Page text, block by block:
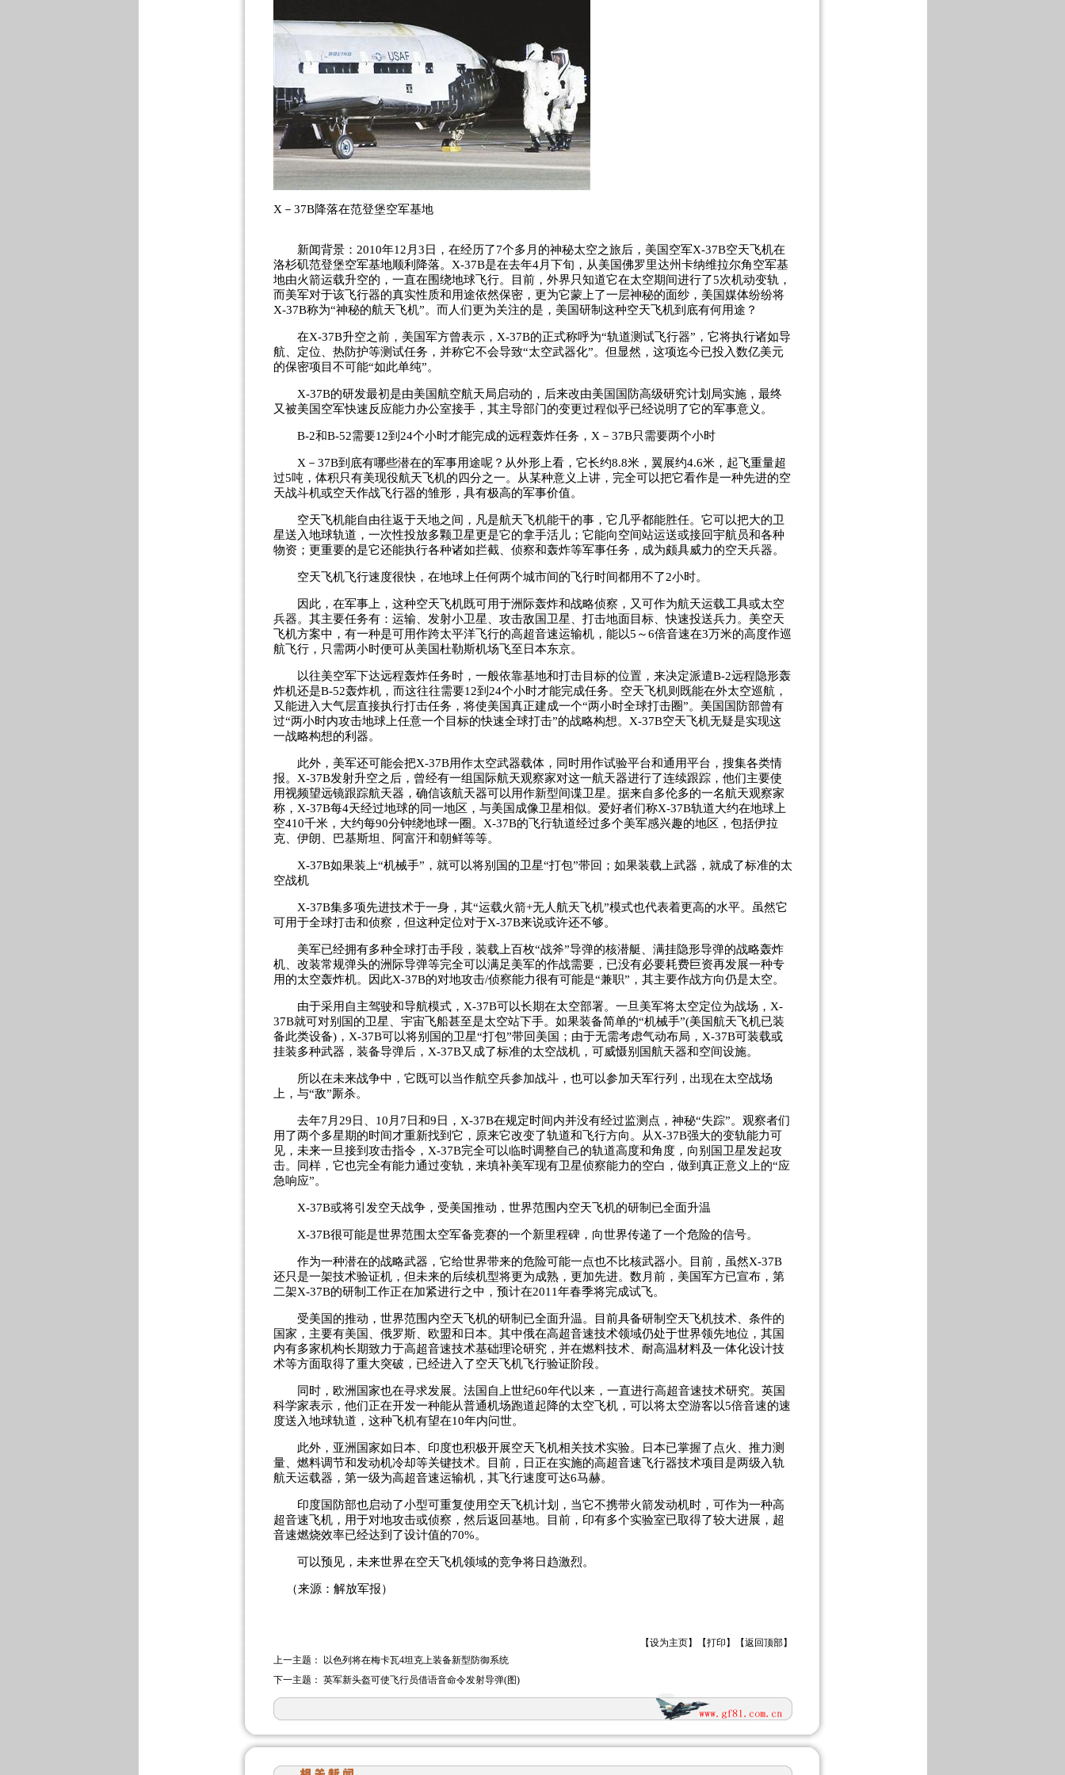
X－37B降落在范登堡空军基地
新闻背景：2010年12月3日，在经历了7个多月的神秘太空之旅后，美国空军X-37B空天飞机在
洛杉矶范登堡空军基地顺利降落。X-37B是在去年4月下旬，从美国佛罗里达州卡纳维拉尔角空军基
地由火箭运载升空的，一直在围绕地球飞行。目前，外界只知道它在太空期间进行了5次机动变轨，
而美军对于该飞行器的真实性质和用途依然保密，更为它蒙上了一层神秘的面纱，美国媒体纷纷将
X-37B称为“神秘的航天飞机”。而人们更为关注的是，美国研制这种空天飞机到底有何用途？
在X-37B升空之前，美国军方曾表示，X-37B的正式称呼为“轨道测试飞行器”，它将执行诸如导
航、定位、热防护等测试任务，并称它不会导致“太空武器化”。但显然，这项迄今已投入数亿美元
的保密项目不可能“如此单纯”。
X-37B的研发最初是由美国航空航天局启动的，后来改由美国国防高级研究计划局实施，最终
又被美国空军快速反应能力办公室接手，其主导部门的变更过程似乎已经说明了它的军事意义。
B-2和B-52需要12到24个小时才能完成的远程轰炸任务，X－37B只需要两个小时
X－37B到底有哪些潜在的军事用途呢？从外形上看，它长约8.8米，翼展约4.6米，起飞重量超
过5吨，体积只有美现役航天飞机的四分之一。从某种意义上讲，完全可以把它看作是一种先进的空
天战斗机或空天作战飞行器的雏形，具有极高的军事价值。
空天飞机能自由往返于天地之间，凡是航天飞机能干的事，它几乎都能胜任。它可以把大的卫
星送入地球轨道，一次性投放多颗卫星更是它的拿手活儿；它能向空间站运送或接回宇航员和各种
物资；更重要的是它还能执行各种诸如拦截、侦察和轰炸等军事任务，成为颇具威力的空天兵器。
空天飞机飞行速度很快，在地球上任何两个城市间的飞行时间都用不了2小时。
因此，在军事上，这种空天飞机既可用于洲际轰炸和战略侦察，又可作为航天运载工具或太空
兵器。其主要任务有：运输、发射小卫星、攻击敌国卫星、打击地面目标、快速投送兵力。美空天
飞机方案中，有一种是可用作跨太平洋飞行的高超音速运输机，能以5～6倍音速在3万米的高度作巡
航飞行，只需两小时便可从美国杜勒斯机场飞至日本东京。
以往美空军下达远程轰炸任务时，一般依靠基地和打击目标的位置，来决定派遣B-2远程隐形轰
炸机还是B-52轰炸机，而这往往需要12到24个小时才能完成任务。空天飞机则既能在外太空巡航，
又能进入大气层直接执行打击任务，将使美国真正建成一个“两小时全球打击圈”。美国国防部曾有
过“两小时内攻击地球上任意一个目标的快速全球打击”的战略构想。X-37B空天飞机无疑是实现这
一战略构想的利器。
此外，美军还可能会把X-37B用作太空武器载体，同时用作试验平台和通用平台，搜集各类情
报。X-37B发射升空之后，曾经有一组国际航天观察家对这一航天器进行了连续跟踪，他们主要使
用视频望远镜跟踪航天器，确信该航天器可以用作新型间谍卫星。据来自多伦多的一名航天观察家
称，X-37B每4天经过地球的同一地区，与美国成像卫星相似。爱好者们称X-37B轨道大约在地球上
空410千米，大约每90分钟绕地球一圈。X-37B的飞行轨道经过多个美军感兴趣的地区，包括伊拉
克、伊朗、巴基斯坦、阿富汗和朝鲜等等。
X-37B如果装上“机械手”，就可以将别国的卫星“打包”带回；如果装载上武器，就成了标准的太
空战机
X-37B集多项先进技术于一身，其“运载火箭+无人航天飞机”模式也代表着更高的水平。虽然它
可用于全球打击和侦察，但这种定位对于X-37B来说或许还不够。
美军已经拥有多种全球打击手段，装载上百枚“战斧”导弹的核潜艇、满挂隐形导弹的战略轰炸
机、改装常规弹头的洲际导弹等完全可以满足美军的作战需要，已没有必要耗费巨资再发展一种专
用的太空轰炸机。因此X-37B的对地攻击/侦察能力很有可能是“兼职”，其主要作战方向仍是太空。
由于采用自主驾驶和导航模式，X-37B可以长期在太空部署。一旦美军将太空定位为战场，X-
37B就可对别国的卫星、宇宙飞船甚至是太空站下手。如果装备简单的“机械手”(美国航天飞机已装
备此类设备)，X-37B可以将别国的卫星“打包”带回美国；由于无需考虑气动布局，X-37B可装载或
挂装多种武器，装备导弹后，X-37B又成了标准的太空战机，可威慑别国航天器和空间设施。
所以在未来战争中，它既可以当作航空兵参加战斗，也可以参加天军行列，出现在太空战场
上，与“敌”厮杀。
去年7月29日、10月7日和9日，X-37B在规定时间内并没有经过监测点，神秘“失踪”。观察者们
用了两个多星期的时间才重新找到它，原来它改变了轨道和飞行方向。从X-37B强大的变轨能力可
见，未来一旦接到攻击指令，X-37B完全可以临时调整自己的轨道高度和角度，向别国卫星发起攻
击。同样，它也完全有能力通过变轨，来填补美军现有卫星侦察能力的空白，做到真正意义上的“应
急响应”。
X-37B或将引发空天战争，受美国推动，世界范围内空天飞机的研制已全面升温
X-37B很可能是世界范围太空军备竞赛的一个新里程碑，向世界传递了一个危险的信号。
作为一种潜在的战略武器，它给世界带来的危险可能一点也不比核武器小。目前，虽然X-37B
还只是一架技术验证机，但未来的后续机型将更为成熟，更加先进。数月前，美国军方已宣布，第
二架X-37B的研制工作正在加紧进行之中，预计在2011年春季将完成试飞。
受美国的推动，世界范围内空天飞机的研制已全面升温。目前具备研制空天飞机技术、条件的
国家，主要有美国、俄罗斯、欧盟和日本。其中俄在高超音速技术领域仍处于世界领先地位，其国
内有多家机构长期致力于高超音速技术基础理论研究，并在燃料技术、耐高温材料及一体化设计技
术等方面取得了重大突破，已经进入了空天飞机飞行验证阶段。
同时，欧洲国家也在寻求发展。法国自上世纪60年代以来，一直进行高超音速技术研究。英国
科学家表示，他们正在开发一种能从普通机场跑道起降的太空飞机，可以将太空游客以5倍音速的速
度送入地球轨道，这种飞机有望在10年内问世。
此外，亚洲国家如日本、印度也积极开展空天飞机相关技术实验。日本已掌握了点火、推力测
量、燃料调节和发动机冷却等关键技术。目前，日正在实施的高超音速飞行器技术项目是两级入轨
航天运载器，第一级为高超音速运输机，其飞行速度可达6马赫。
印度国防部也启动了小型可重复使用空天飞机计划，当它不携带火箭发动机时，可作为一种高
超音速飞机，用于对地攻击或侦察，然后返回基地。目前，印有多个实验室已取得了较大进展，超
音速燃烧效率已经达到了设计值的70%。
可以预见，未来世界在空天飞机领域的竞争将日趋激烈。
（来源：解放军报）
【设为主页】【打印 】【返回顶部】
上一主题：
以色列将在梅卡瓦4坦克上装备新型防御系统
下一主题： 英军新头盔可使飞行员借语音命令发射导弹(图)